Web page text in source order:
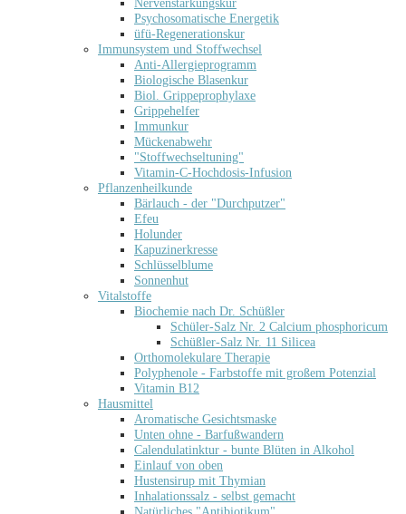
Psychosomatische Energetik
üfü-Regenerationskur
Immunsystem und Stoffwechsel
Anti-Allergieprogramm
Biologische Blasenkur
Biol. Grippeprophylaxe
Grippehelfer
Immunkur
Mückenabwehr
"Stoffwechseltuning"
Vitamin-C-Hochdosis-Infusion
Pflanzenheilkunde
Bärlauch - der "Durchputzer"
Efeu
Holunder
Kapuzinerkresse
Schlüsselblume
Sonnenhut
Vitalstoffe
Biochemie nach Dr. Schüßler
Schüler-Salz Nr. 2 Calcium phosphoricum
Schüßler-Salz Nr. 11 Silicea
Orthomolekulare Therapie
Polyphenole - Farbstoffe mit großem Potenzial
Vitamin B12
Hausmittel
Aromatische Gesichtsmaske
Unten ohne - Barfußwandern
Calendulatinktur - bunte Blüten in Alkohol
Einlauf von oben
Hustensirup mit Thymian
Inhalationssalz - selbst gemacht
Natürliches "Antibiotikum"